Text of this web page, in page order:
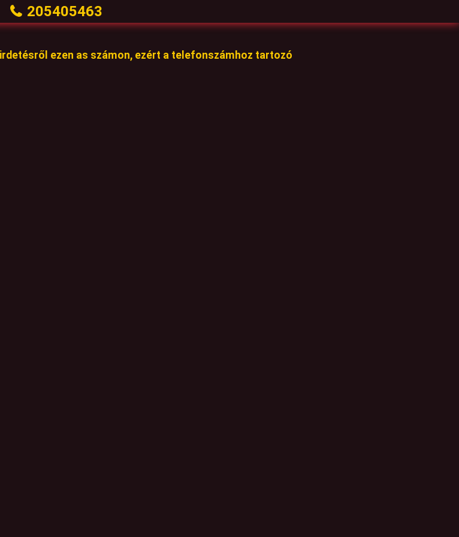
205405463
ezen as számon, ezért a telefonszámhoz tartozó